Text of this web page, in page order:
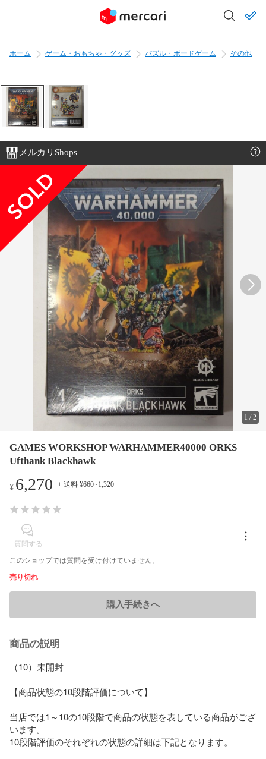
ホーム ゲーム・おもちゃ・グッズ パズル・ボードゲーム その他
メルカリShops
1 /2
GAMES WORKSHOP WARHAMMER40000 ORKS
Ufthank Blackhawk
¥6,270 + 送料 ¥660~1,320
質問する
このショップでは質問を受け付けていません。
売り切れ
購入手続きへ
商品の説明
（10）未開封
【商品状態の10段階評価について】
当店では1～10の10段階で商品の状態を表している商品がござ
います。
10段階評価のそれぞれの状態の詳細は下記となります。